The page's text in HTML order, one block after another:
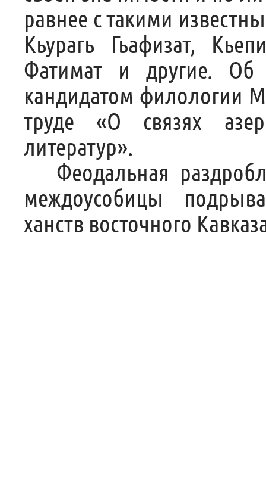
равнее с такими
Кьурагь Гьафизат,
Фатимат и другие.
кандидатом филологии
труде «О связях
литератур».
Феодальная
междоусобицы
ханств восточного